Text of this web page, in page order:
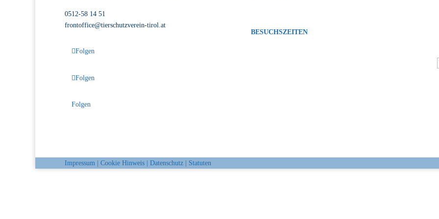
0512-58 14 51
frontoffice@tierschutzverein-tirol.at
Folgen
Folgen
Folgen
BESUCHSZEITEN
Impressum Cookie Hinweis Datenschutz Statuten